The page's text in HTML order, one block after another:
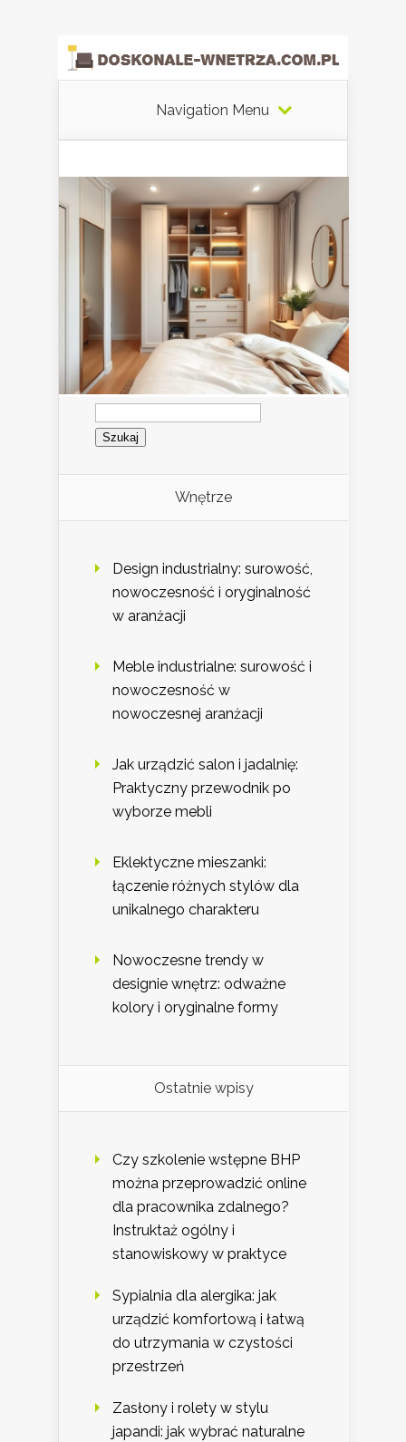
Navigation Menu
Szukaj:
Wnętrze
Design industrialny: surowość,
nowoczesność i oryginalność
w aranżacji
Meble industrialne: surowość i
nowoczesność w
nowoczesnej aranżacji
Jak urządzić salon i jadalnię:
Praktyczny przewodnik po
wyborze mebli
Eklektyczne mieszanki:
łączenie różnych stylów dla
unikalnego charakteru
Nowoczesne trendy w
designie wnętrz: odważne
kolory i oryginalne formy
Ostatnie wpisy
Czy szkolenie wstępne BHP
można przeprowadzić online
dla pracownika zdalnego?
Instruktaż ogólny i
stanowiskowy w praktyce
Sypialnia dla alergika: jak
urządzić komfortową i łatwą
do utrzymania w czystości
przestrzeń
Zasłony i rolety w stylu
japandi: jak wybrać naturalne